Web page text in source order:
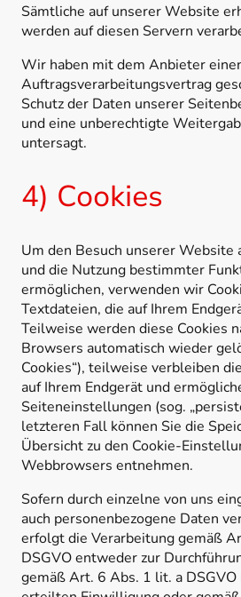
Sämtliche auf unserer Website
werden auf diesen Servern
Wir haben mit dem Anbieter
Auftragsverarbeitungsvertrag
Schutz der Daten unserer
und eine unberechtigte
untersagt.
4) Cookies
Um den Besuch unserer
und die Nutzung bestimmter
ermöglichen, verwenden wir
Textdateien, die auf Ihrem
Teilweise werden diese Cookies
Browsers automatisch wieder
Cookies“), teilweise verbleiben
auf Ihrem Endgerät und
Seiteneinstellungen (sog.
letzteren Fall können Sie die
Übersicht zu den Cookie-
Webbrowsers entnehmen.
Sofern durch einzelne von uns
auch personenbezogene Daten
erfolgt die Verarbeitung gemäß
DSGVO entweder zur
gemäß Art. 6 Abs. 1 lit. a